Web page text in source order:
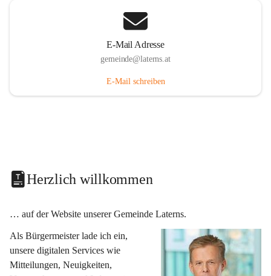
E-Mail Adresse
gemeinde@laterns.at
E-Mail schreiben
Herzlich willkommen
… auf der Website unserer Gemeinde Laterns.
Als Bürgermeister lade ich ein,
unsere digitalen Services wie
Mitteilungen, Neuigkeiten,